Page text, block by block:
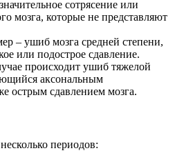
сотрясение или
мозга, которые не представляют
– ушиб мозга средней степени,
или подострое сдавление.
происходит ушиб тяжелой
аксональным
острым сдавлением мозга.
периодов: